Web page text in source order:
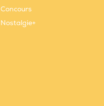
Concours
Nostalgie+